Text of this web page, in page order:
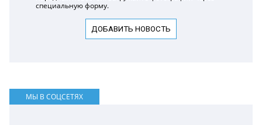
специальную форму.
ДОБАВИТЬ НОВОСТЬ
МЫ В СОЦСЕТЯХ